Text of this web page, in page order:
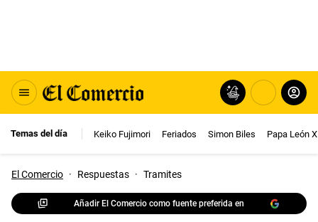
Temas del día Keiko Fujimori Feriados Simon Biles Papa León
El Comercio · Respuestas · Tramites
Añadir El Comercio como fuente preferida en